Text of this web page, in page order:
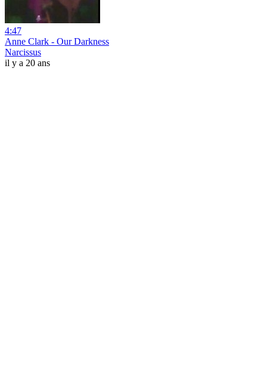
4:47
Anne Clark - Our Darkness
Narcissus
il y a 20 ans